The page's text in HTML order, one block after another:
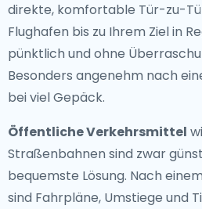
direkte, komfortable Tür-zu-
Flughafen bis zu Ihrem Ziel in
pünktlich und ohne
Besonders angenehm nach
bei viel Gepäck.
Öffentliche Verkehrsmittel
Straßenbahnen sind zwar
bequemste Lösung. Nach
sind Fahrpläne, Umstiege und